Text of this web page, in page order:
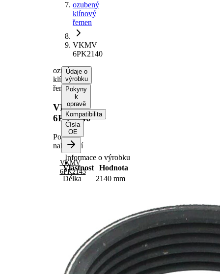
ozubený
klínový
řemen
VKMV
6PK2140
ozubený
klínový
řemen
VKMV
6PK2140
Po
nahrazení
VKMV
6PK2143
Údaje o
výrobku
Pokyny
k
opravě
Kompatibilita
Čísla
OE
Informace o výrobku
Vlastnost
Hodnota
Délka
2140 mm
Žádná
SVHC
substance
Materiál
EPDM
(Ethylen-